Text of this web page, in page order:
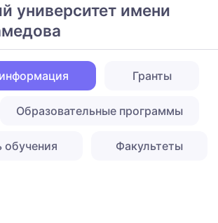
университет имени
Гранты
Образовательные программы
Факультеты